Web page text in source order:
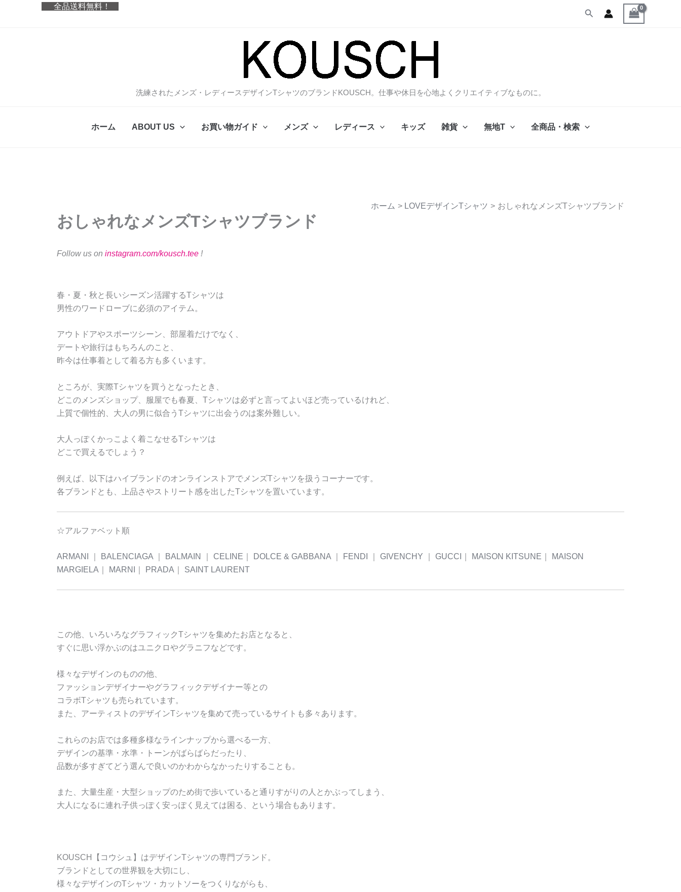
全品送料無料！
検
洗練されたメンズ・レディースデザインTシャツのブランドKOUSCH。仕事や休日を心地よくクリエイティブなものに。
ホーム ABOUT US お買い物ガイド メンズ レディース キッズ 雑貨 無地T 全商品・検索
ホーム LOVEデザインTシャツ おしゃれなメンズTシャツブランド
おしゃれなメンズTシャツブランド
Follow us on instagram.com/kousch.tee !
春・夏・秋と長いシーズン活躍するTシャツは
男性のワードローブに必須のアイテム。
アウトドアやスポーツシーン、部屋着だけでなく、
デートや旅行はもちろんのこと、
昨今は仕事着として着る方も多くいます。
ところが、実際Tシャツを買うとなったとき、
どこのメンズショップ、服屋でも春夏、Tシャツは必ずと言ってよいほど売っているけれど、
上質で個性的、大人の男に似合うTシャツに出会うのは案外難しい。
大人っぽくかっこよく着こなせるTシャツは
どこで買えるでしょう？
例えば、以下はハイブランドのオンラインストアでメンズTシャツを扱うコーナーです。
各ブランドとも、上品さやストリート感を出したTシャツを置いています。
☆アルファベット順
ARMANI BALENCIAGA BALMAIN CELINE DOLCE & GABBANA FENDI GIVENCHY GUCCI MAISON KITSUNE
MAISON
MARGIELA
MARNI PRADA SAINT LAURENT
この他、いろいろなグラフィックTシャツを集めたお店となると、
すぐに思い浮かぶのはユニクロやグラニフなどです。
様々なデザインのものの他、
ファッションデザイナーやグラフィックデザイナー等との
コラボTシャツも売られています。
また、アーティストのデザインTシャツを集めて売っているサイトも多々あります。
これらのお店では多種多様なラインナップから選べる一方、
デザインの基準・水準・トーンがばらばらだったり、
品数が多すぎてどう選んで良いのかわからなかったりすることも。
また、大量生産・大型ショップのため街で歩いていると通りすがりの人とかぶってしまう、
大人になるに連れ子供っぽく安っぽく見えては困る、という場合もあります。
KOUSCH【コウシュ】はデザインTシャツの専門ブランド。
ブランドとしての世界観を大切にし、
様々なデザインのTシャツ・カットソーをつくりながらも、